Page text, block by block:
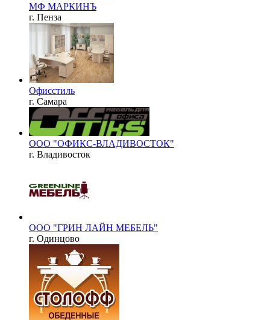
МФ МАРКИНЪ
г. Пенза
Офисстиль
г. Самара
ООО "ОФИКС-ВЛАДИВОСТОК"
г. Владивосток
ООО "ГРИН ЛАЙН МЕБЕЛЬ"
г. Одинцово